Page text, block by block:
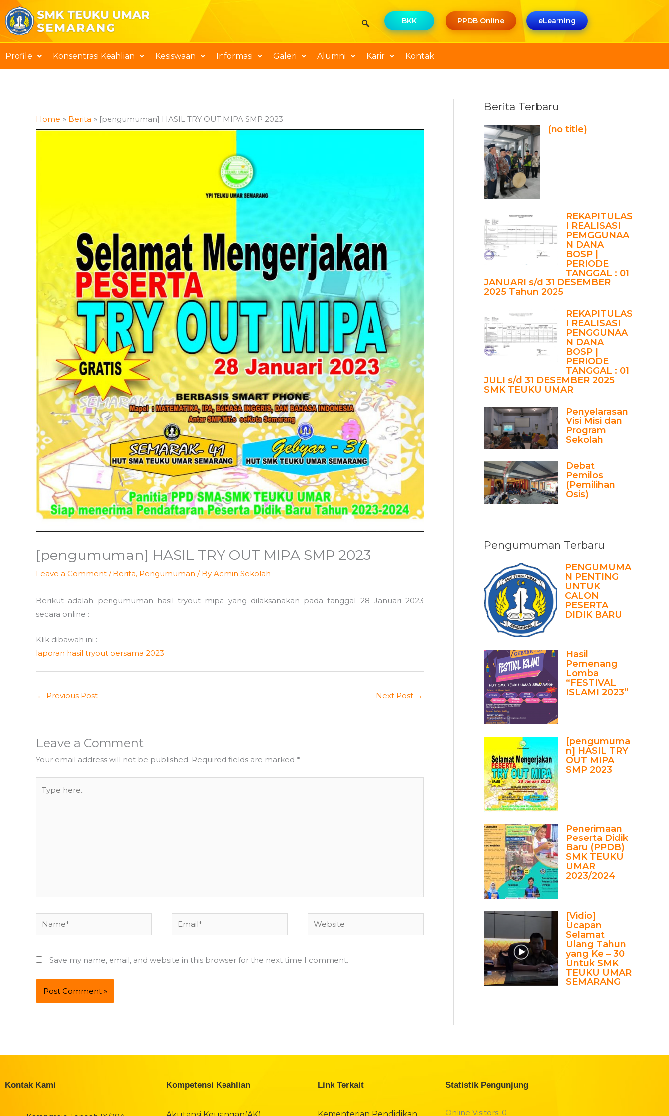
Skip
to
content
BKK PPDB Online eLearning
Profile Konsentrasi Keahlian Kesiswaan Informasi Galeri Alumni Karir Kontak
Home Berita [pengumuman] HASIL TRY OUT MIPA SMP 2023
[pengumuman] HASIL TRY OUT MIPA SMP 2023
Leave a Comment / Berita, Pengumuman / By Admin Sekolah
Berikut adalah pengumuman hasil tryout mipa yang dilaksanakan pada tanggal 28 Januari 2023
secara online :
Klik dibawah ini :
laporan hasil tryout bersama 2023
← Previous Post Next Post →
Leave a Comment
Your email address will not be published. Required fields are marked *
here..
Name* Email* Website
Save my name, email, and website in this browser for the next time I comment.
Berita Terbaru
(no title)
REKAPITULAS
I REALISASI
PEMGGUNAA
N DANA
BOSP |
PERIODE
TANGGAL : 01
JANUARI s/d 31 DESEMBER
2025 Tahun 2025
REKAPITULAS
I REALISASI
PENGGUNAA
N DANA
BOSP |
PERIODE
TANGGAL : 01
JULI s/d 31 DESEMBER 2025
SMK TEUKU UMAR
Penyelarasan
Visi Misi dan
Program
Sekolah
Debat
Pemilos
(Pemilihan
Osis)
Pengumuman Terbaru
PENGUMUMA
N PENTING
UNTUK
CALON
PESERTA
DIDIK BARU
Hasil
Pemenang
Lomba
“FESTIVAL
ISLAMI 2023”
[pengumuma
n] HASIL TRY
OUT MIPA
SMP 2023
Penerimaan
Peserta Didik
Baru (PPDB)
SMK TEUKU
UMAR
2023/2024
[Vidio]
Ucapan
Selamat
Ulang Tahun
yang Ke – 30
Untuk SMK
TEUKU UMAR
SEMARANG
Kontak Kami Kompetensi Keahlian Link Terkait
Kementerian Pendidikan
Statistik Pengunjung
Online Visitors: 0